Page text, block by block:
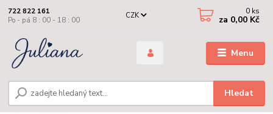
Menu
CZK
Hledat
722 822 161
Po - pá 8 : 00 - 18 : 00
0 ks
za 0,00 Kč